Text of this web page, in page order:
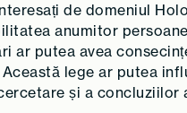
de domeniul
anumitor
ar putea avea
lege ar putea
și a concluziilor